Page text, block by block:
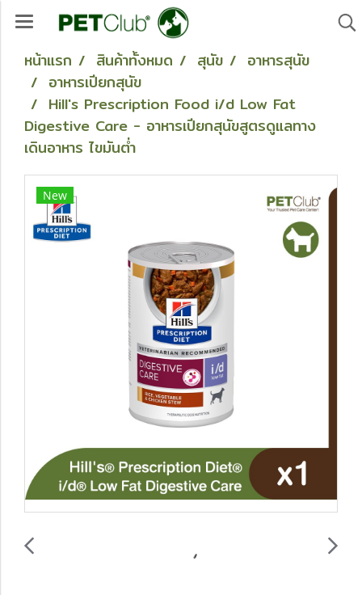
หน้าแรก สินค้าทั้งหมด สุนัข
อาหารสุนัข
อาหารเปียกสุนัข
Hill's Prescription Food i/d Low Fat
Digestive Care - อาหารเปียกสุนัขสูตรดูแลทาง
เดินอาหาร ไขมันต่ำ
New